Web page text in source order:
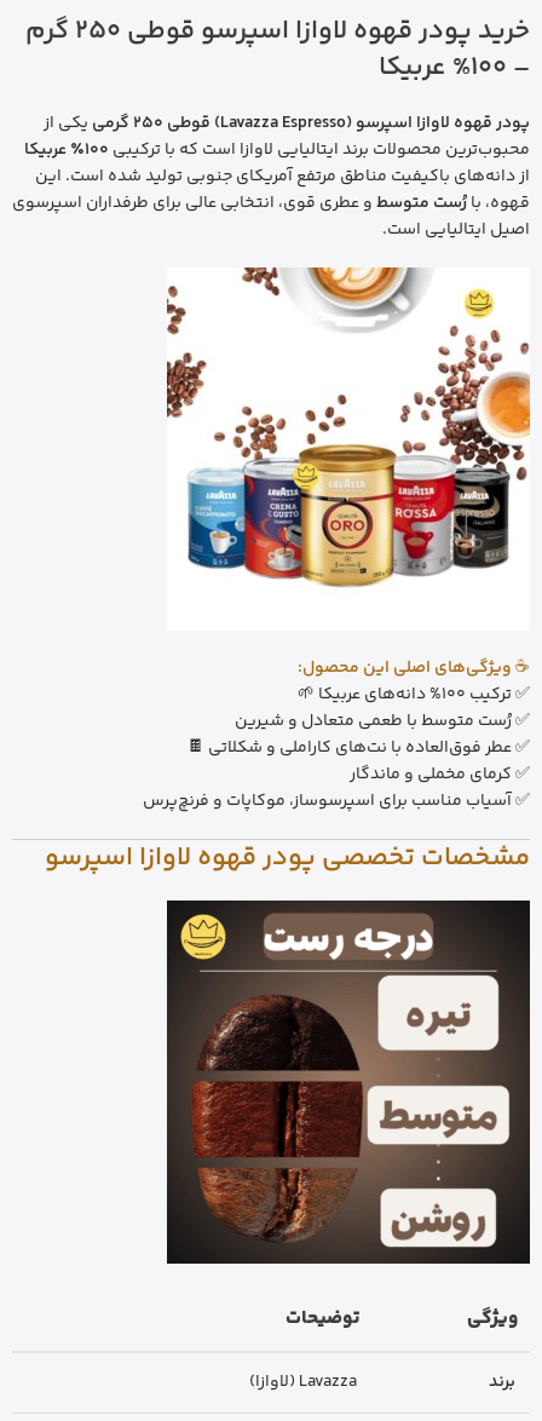
خرید پودر قهوه لاوازا اسپرسو قوطی 250 گرم
– 100% عربیکا
پودر قهوه لاوازا اسپرسو (Lavazza Espresso) قوطی 250 گرمی
یکی از
محبوب‌ترین محصولات برند ایتالیایی لاوازا است که با ترکیبی ۱۰۰٪ عربیکا
از دانه‌های باکیفیت مناطق مرتفع آمریکای جنوبی تولید شده است. این
قهوه، بارُست متوسطو عطری قوی، انتخابی عالی برای طرفداران اسپرسوی
اصیل ایتالیایی است.
☕ویژگی‌های اصلی این محصول:
✅ ترکیب 100% دانه‌های عربیکا 🌱
✅ رُست متوسط با طعمی متعادل و شیرین
✅ عطر فوق‌العاده با نت‌های کاراملی و شکلاتی 🍫
✅ کرمای مخملی و ماندگار
✅ آسیاب مناسب برای اسپرسوساز، موکاپات و فرنچ‌پرس
مشخصات تخصصی پودر قهوه لاوازا اسپرسو
ویژگی توضیحات
برند Lavazza (لاوازا)